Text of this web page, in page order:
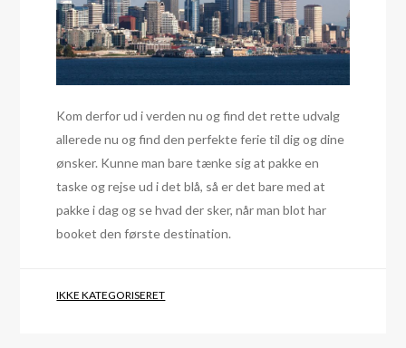
Kom derfor ud i verden nu og find det rette udvalg
allerede nu og find den perfekte ferie til dig og dine
ønsker. Kunne man bare tænke sig at pakke en
taske og rejse ud i det blå, så er det bare med at
pakke i dag og se hvad der sker, når man blot har
booket den første destination.
IKKE KATEGORISERET